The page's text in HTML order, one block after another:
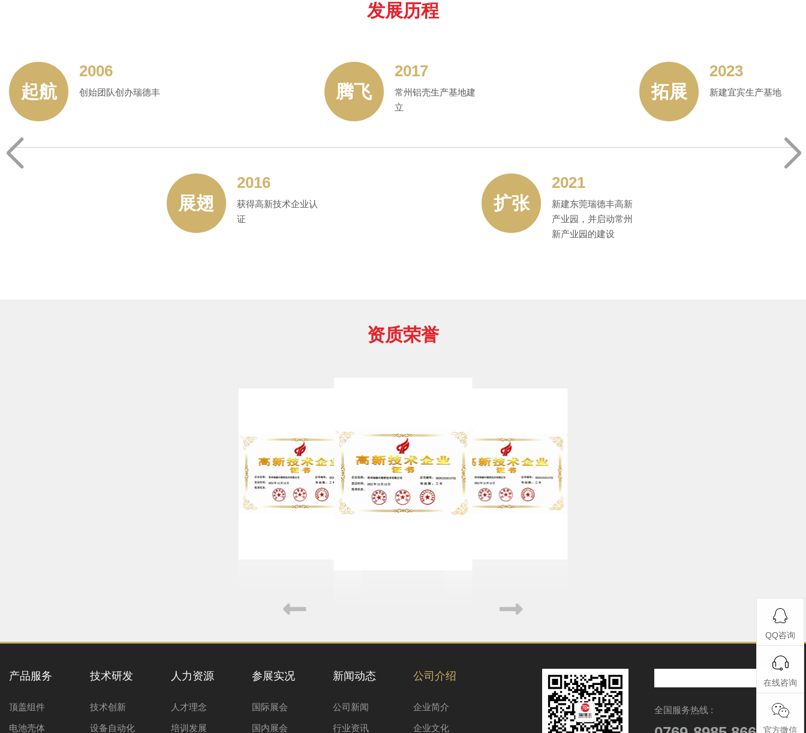
发展历程
起航
2006
创始团队创办瑞德丰 腾飞
2017
常州铝壳生产基地建
立
拓展
2023
新建宜宾生产基地
展翅
2016
获得高新技术企业认
证
扩张
2021
新建东莞瑞德丰高新
产业园，并启动常州
新产业园的建设
资质荣誉
产品服务
顶盖组件
电池壳体
技术研发
技术创新
设备自动化
人力资源
人才理念
培训发展
参展实况
国际展会
国内展会
新闻动态
公司新闻
行业资讯
公司介绍
企业简介
企业文化
全国服务热线 :
QQ咨询
在线咨询
官方微信